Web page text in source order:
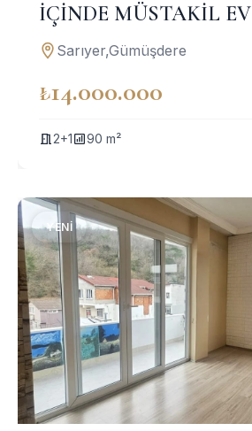
İÇİNDE MÜSTAKİL EV
Sarıyer,Gümüşdere
₺14.000.000
2+1 90 m²
YENI